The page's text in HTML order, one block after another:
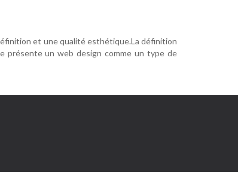
et une qualité esthétique.La définition
présente un web design comme un type de